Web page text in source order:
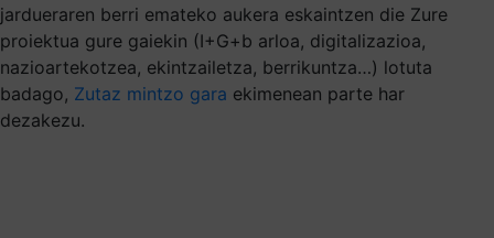
jardueraren berri emateko aukera eskaintzen die Zure
proiektua gure gaiekin (I+G+b arloa, digitalizazioa,
nazioartekotzea, ekintzailetza, berrikuntza…) lotuta
badago, Zutaz mintzo gara ekimenean parte har
dezakezu.